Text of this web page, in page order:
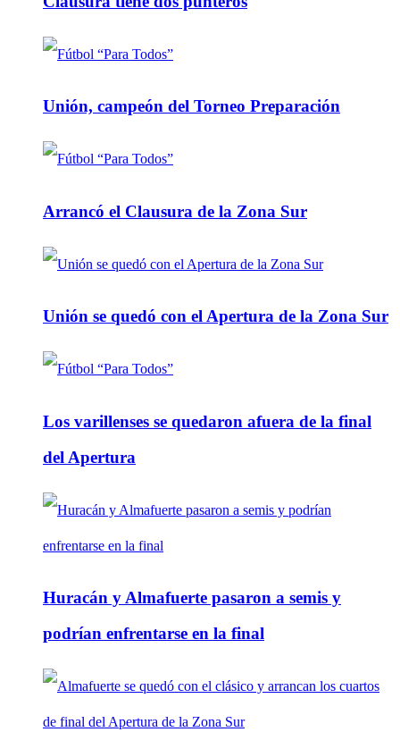
Unión, campeón del Torneo Preparación
Arrancó el Clausura de la Zona Sur
Unión se quedó con el Apertura de la Zona Sur
Los varillenses se quedaron afuera de la final
del Apertura
Huracán y Almafuerte pasaron a semis y
podrían enfrentarse en la final